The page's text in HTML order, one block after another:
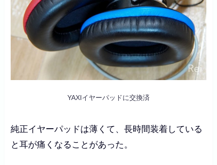
YAXIイヤーパッドに交換済
純正イヤーパッドは薄くて、長時間装着している
と耳が痛くなることがあった。